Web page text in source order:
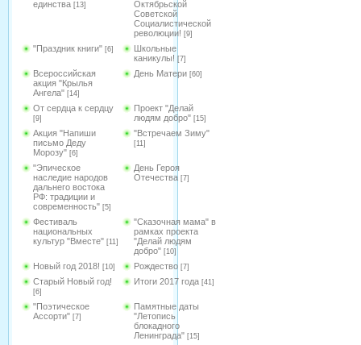
единства [13]
Октябрьской
Советской
Социалистической
революции! [9]
"Праздник книги" [6]
Школьные
каникулы! [7]
Всероссийская
акция "Крылья
Ангела" [14]
День Матери [60]
От сердца к сердцу
[9]
Проект "Делай
людям добро" [15]
Акция "Напиши
письмо Деду
Морозу" [6]
"Встречаем Зиму"
[11]
"Эпическое
наследие народов
дальнего востока
РФ: традиции и
современность" [5]
День Героя
Отечества [7]
Фестиваль
национальных
культур "Вместе" [11]
"Сказочная мама" в
рамках проекта
"Делай людям
добро" [10]
Новый год 2018! [10] Рождество [7]
Старый Новый год!
[6]
Итоги 2017 года [41]
"Поэтическое
Ассорти" [7]
Памятные даты
"Летопись
блокадного
Ленинграда" [15]